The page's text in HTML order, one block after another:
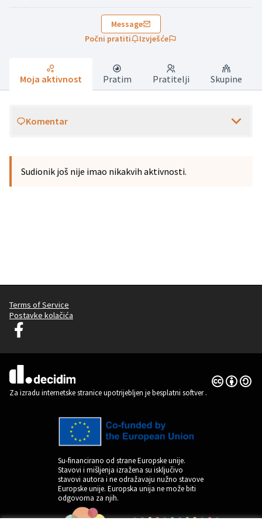
Message
Počni pratiti
Izvješće
Moja aktivnost Pratim Pratitelji Skupine
Komentar
Sudionik još nije imao nikakvih aktivnosti.
Terms of Service
Postavke kolačića
Graz Gemeinsam Gestalten na Facebooku
(Vanjska poveznica)
Za izradu internetske stranice upotrijebljen je besplatni softver.
Licencija
(Vanjska
Su-financirano od strane Europske unije.
Stavovi i mišljenja izražena su isključivo
stavovi autora i ne odražavaju nužno stavove
Europske unije. Europska unija ne može biti
odgovorna za njih.